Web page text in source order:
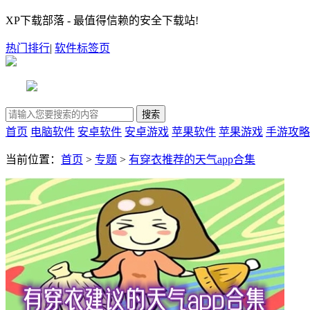
XP下载部落 - 最值得信赖的安全下载站!
热门排行| 软件标签页
首页 电脑软件 安卓软件 安卓游戏 苹果软件 苹果游戏 手游攻略
当前位置： 首页 > 专题 > 有穿衣推荐的天气app合集